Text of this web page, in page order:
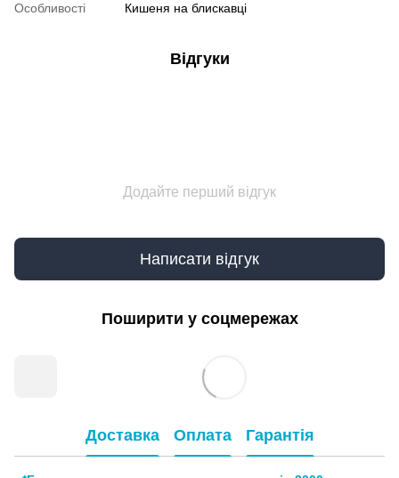
Особливості
Кишеня на блискавці
Відгуки
Додайте перший відгук
Написати відгук
Поширити у соцмережах
Доставка Оплата Гарантія